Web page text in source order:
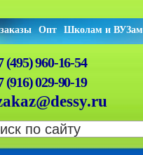
Опт Школам и ВУЗам
(495) 960-16-54
(916) 029-90-19